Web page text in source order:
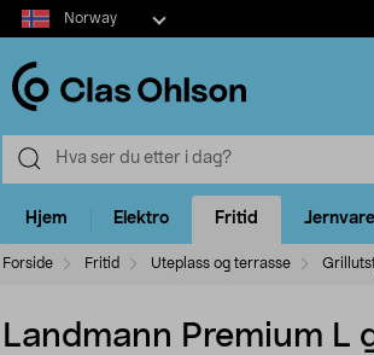
Select
market
Norway
Hjem Elektro Fritid Jernvare
Forside Fritid Uteplass og terrasse
Landmann Premium L